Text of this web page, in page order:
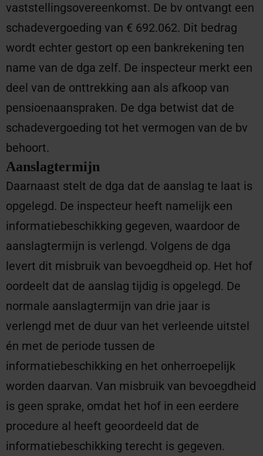
vaststellingsovereenkomst. De bv ontvangt een
schadevergoeding van € 692.062. Dit bedrag
wordt echter gestort op een bankrekening ten
name van de dga zelf. De inspecteur merkt een
deel van de onttrekking aan als afkoop van
pensioenaanspraken. De dga betwist dat de
schadevergoeding tot het vermogen van de bv
behoort.
Aanslagtermijn
Daarnaast stelt de dga dat de aanslag te laat is
opgelegd. De inspecteur heeft namelijk een
informatiebeschikking gegeven, waardoor de
aanslagtermijn is verlengd. Volgens de dga
levert dit misbruik van bevoegdheid op. Het hof
oordeelt dat de aanslag tijdig is opgelegd. De
normale aanslagtermijn van drie jaar is
verlengd met de duur van het verleende uitstel
én met de periode tussen de
informatiebeschikking en het onherroepelijk
worden daarvan. Van misbruik van bevoegdheid
is geen sprake, omdat het hof in een eerdere
procedure al heeft geoordeeld dat de
informatiebeschikking terecht is gegeven.